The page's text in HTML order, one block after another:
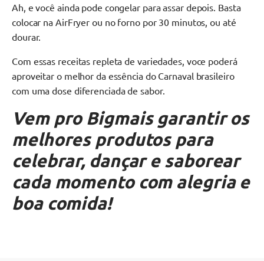
Ah, e você ainda pode congelar para assar depois. Basta
colocar na AirFryer ou no forno por 30 minutos, ou até
dourar.
Com essas receitas repleta de variedades, voce poderá
aproveitar o melhor da essência do Carnaval brasileiro
com uma dose diferenciada de sabor.
Vem pro Bigmais garantir os
melhores produtos para
celebrar, dançar e saborear
cada momento com alegria e
boa comida!